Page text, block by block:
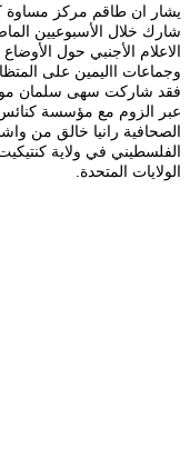
يشار ان طاقم مركز مساوة
شارك خلال الأسبوعيين
الاعلام الأجنبي حول
وجماعات االيمين على
فقد شاركت سهى سلمان
عبر الزوم مع مؤسسة
الصحافية رانيا خالق من
الفلسطيني في ولاية
الولايات المتحدة.